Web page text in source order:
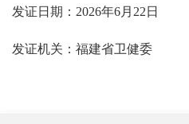
发证日期： 2026年6月 22 日
发证机关：福建省卫健委